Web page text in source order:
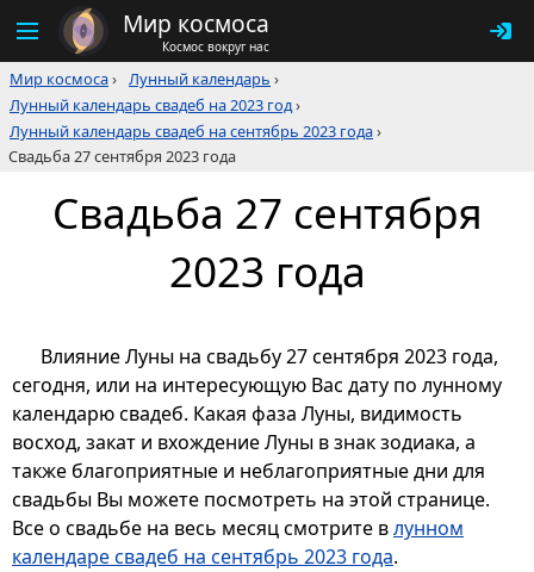
Мир космоса
Космос вокруг нас
Мир космоса› Лунный календарь ›
Лунный календарь свадеб на 2023 год›
Лунный календарь свадеб на сентябрь 2023 года›
Свадьба 27 сентября 2023 года
Свадьба 27 сентября
2023 года
Влияние Луны на свадьбу 27 сентября 2023 года,
сегодня, или на интересующую Вас дату по лунному
календарю свадеб. Какая фаза Луны, видимость
восход, закат и вхождение Луны в знак зодиака, а
также благоприятные и неблагоприятные дни для
свадьбы Вы можете посмотреть на этой странице.
Все о свадьбе на весь месяц смотрите влунном
календаре свадеб на сентябрь 2023 года.